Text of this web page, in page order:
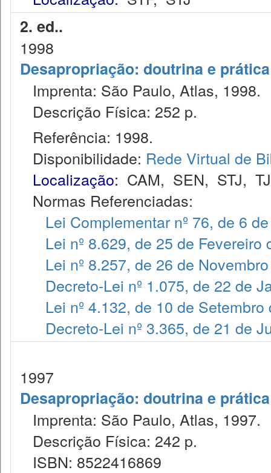
2. ed..
1998
Desapropriação: doutrina e prática
Imprenta: São Paulo, Atlas, 1998.
Descrição Física: 252 p.
Referência: 1998.
Disponibilidade: Rede Virtual de
Localização: CAM, SEN, STJ,
Normas Referenciadas:
Lei Complementar nº 76, de 6
Lei nº 8.629, de 25 de Fevereiro
Lei nº 8.257, de 26 de
Decreto-Lei nº 1.075, de 22 de
Lei nº 4.132, de 10 de Setembro
Decreto-Lei nº 3.365, de 21 de
1997
Desapropriação: doutrina e prática
Imprenta: São Paulo, Atlas, 1997.
Descrição Física: 242 p.
ISBN: 8522416869